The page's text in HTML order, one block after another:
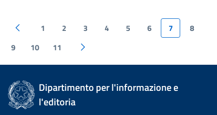
1 2 3 4 5 6 7
8
9
10 11
Dipartimento per l'informazione e
l'editoria